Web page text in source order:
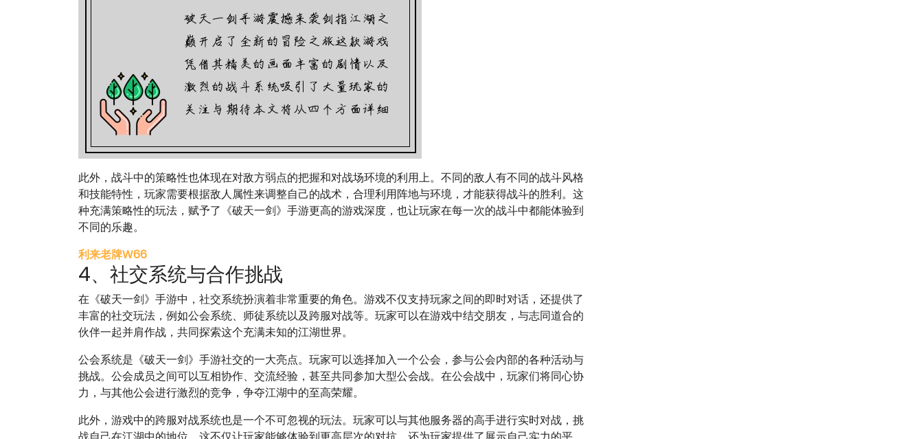
此外，战斗中的策略性也体现在对敌方弱点的把握和对战场环境的利用上。不同的敌人有不同的战斗风格
和技能特性，玩家需要根据敌人属性来调整自己的战术，合理利用阵地与环境，才能获得战斗的胜利。这
种充满策略性的玩法，赋予了《破天一剑》手游更高的游戏深度，也让玩家在每一次的战斗中都能体验到
不同的乐趣。
利来老牌W66
4、社交系统与合作挑战
在《破天一剑》手游中，社交系统扮演着非常重要的角色。游戏不仅支持玩家之间的即时对话，还提供了
丰富的社交玩法，例如公会系统、师徒系统以及跨服对战等。玩家可以在游戏中结交朋友，与志同道合的
伙伴一起并肩作战，共同探索这个充满未知的江湖世界。
公会系统是《破天一剑》手游社交的一大亮点。玩家可以选择加入一个公会，参与公会内部的各种活动与
挑战。公会成员之间可以互相协作、交流经验，甚至共同参加大型公会战。在公会战中，玩家们将同心协
力，与其他公会进行激烈的竞争，争夺江湖中的至高荣耀。
此外，游戏中的跨服对战系统也是一个不可忽视的玩法。玩家可以与其他服务器的高手进行实时对战，挑